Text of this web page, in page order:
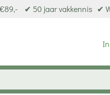
✔ 50 jaar vakkennis ✔